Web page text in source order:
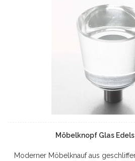
Möbelknopf Glas
Moderner Möbelknauf aus